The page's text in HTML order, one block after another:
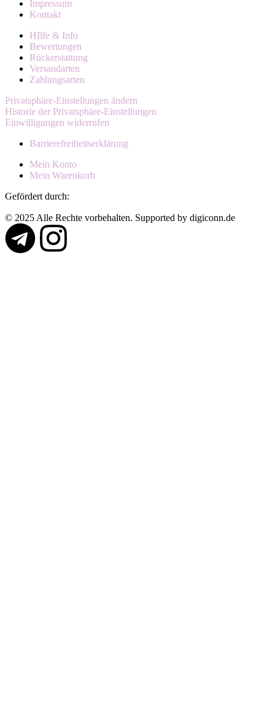
Impressum
Kontakt
HIlfe & Info
Bewertungen
Rückerstattung
Versandarten
Zahlungsarten
Privatsphäre-Einstellungen ändern
Historie der Privatsphäre-Einstellungen
Einwilligungen widerrufen
Barrierefreiheitserklärung
Mein Konto
Mein Warenkorb
Gefördert durch:
© 2025 Alle Rechte vorbehalten. Supported by digiconn.de